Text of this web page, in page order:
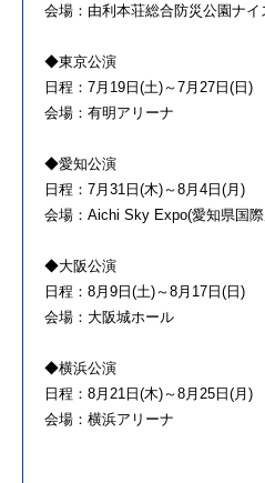
会場：由利本荘総合防災公園ナイ
◆東京公演
日程：7月19日(土)～7月27日(日)
会場：有明アリーナ
◆愛知公演
日程：7月31日(木)～8月4日(月)
会場：Aichi Sky Expo(愛知県国
◆大阪公演
日程：8月9日(土)～8月17日(日)
会場：大阪城ホール
◆横浜公演
日程：8月21日(木)～8月25日(月)
会場：横浜アリーナ